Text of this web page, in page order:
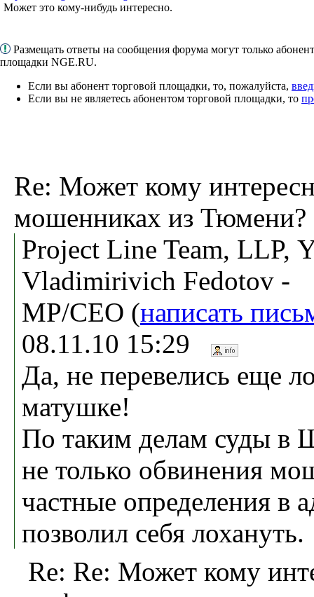
Может это кому-нибудь интересно.
Размещать ответы на сообщения форума могут только
площадки NGE.RU.
Если вы абонент торговой площадки, то, пожалуйста,
Если вы не являетесь абонентом торговой площадки, то
Re: Может кому
мошенниках из Тюмени?
Project Line Team, LLP,
Vladimirivich Fedotov -
MP/CEO (написать
08.11.10 15:29
Да, не перевелись еще
матушке!
По таким делам суды в
не только обвинения
частные определения в
позволил себя лохануть.
Re: Re: Может кому